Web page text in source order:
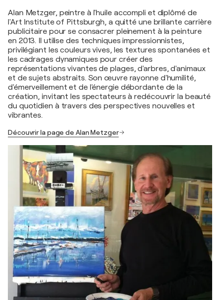
Alan Metzger, peintre à l'huile accompli et diplômé de
l'Art Institute of Pittsburgh, a quitté une brillante carrière
publicitaire pour se consacrer pleinement à la peinture
en 2013. Il utilise des techniques impressionnistes,
privilégiant les couleurs vives, les textures spontanées et
les cadrages dynamiques pour créer des
représentations vivantes de plages, d'arbres, d'animaux
et de sujets abstraits. Son œuvre rayonne d'humilité,
d'émerveillement et de l'énergie débordante de la
création, invitant les spectateurs à redécouvrir la beauté
du quotidien à travers des perspectives nouvelles et
vibrantes.
Découvrir la page de Alan Metzger